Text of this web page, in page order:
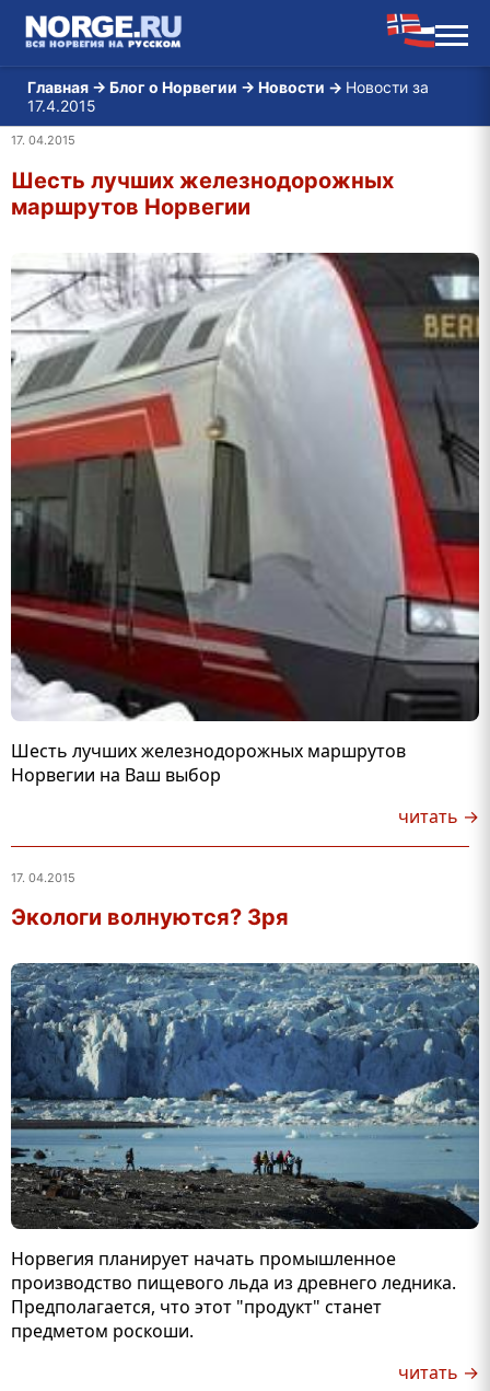
Главная → Блог о Норвегии → Новости → Новости за
17.4.2015
17. 04.2015
Шесть лучших железнодорожных
маршрутов Норвегии
Шесть лучших железнодорожных маршрутов
Норвегии на Ваш выбор
читать →
17. 04.2015
Экологи волнуются? Зря
Норвегия планирует начать промышленное
производство пищевого льда из древнего ледника.
Предполагается, что этот "продукт" станет
предметом роскоши.
читать →